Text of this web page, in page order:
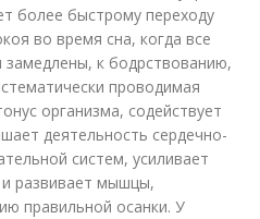
более быстрому переходу
во время сна, когда все
замедлены, к бодрствованию,
проводимая
организма, содействует
деятельность сердечно-
систем, усиливает
развивает мышцы,
правильной осанки. У